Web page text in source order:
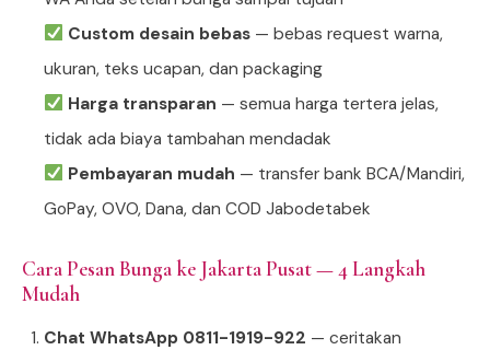
Custom desain bebas— bebas request warna,
ukuran, teks ucapan, dan packaging
Harga transparan — semua harga tertera jelas,
tidak ada biaya tambahan mendadak
Pembayaran mudah — transfer bank BCA/Mandiri,
GoPay, OVO, Dana, dan COD Jabodetabek
Cara Pesan Bunga ke Jakarta Pusat — 4 Langkah
Mudah
Chat WhatsApp 0811-1919-922 — ceritakan